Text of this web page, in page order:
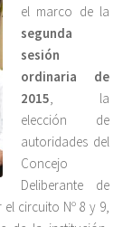
el marco de la
segunda
sesión
ordinaria de
2015, la
elección de
autoridades del
Concejo
Deliberante de
circuito Nº 8 y 9,